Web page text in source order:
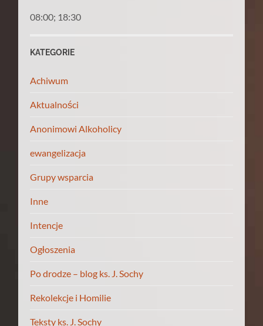
08:00; 18:30
KATEGORIE
Achiwum
Aktualności
Anonimowi Alkoholicy
ewangelizacja
Grupy wsparcia
Inne
Intencje
Ogłoszenia
Po drodze – blog ks. J. Sochy
Rekolekcje i Homilie
Teksty ks. J. Sochy